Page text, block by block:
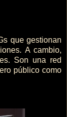
que gestionan
A cambio,
Son una red
público como